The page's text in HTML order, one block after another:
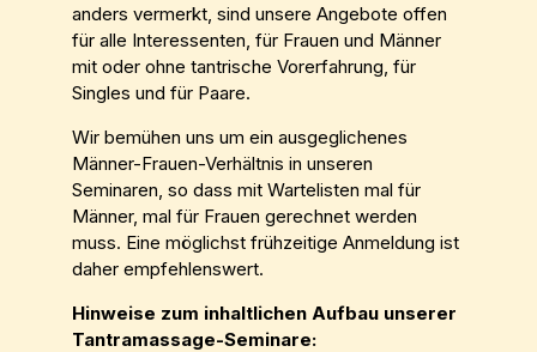
anders vermerkt, sind unsere Angebote offen
für alle Interessenten, für Frauen und Männer
mit oder ohne tantrische Vorerfahrung, für
Singles und für Paare.
Wir bemühen uns um ein ausgeglichenes
Männer-Frauen-Verhältnis in unseren
Seminaren, so dass mit Wartelisten mal für
Männer, mal für Frauen gerechnet werden
muss. Eine möglichst frühzeitige Anmeldung ist
daher empfehlenswert.
Hinweise zum inhaltlichen Aufbau unserer
Tantramassage-Seminare: